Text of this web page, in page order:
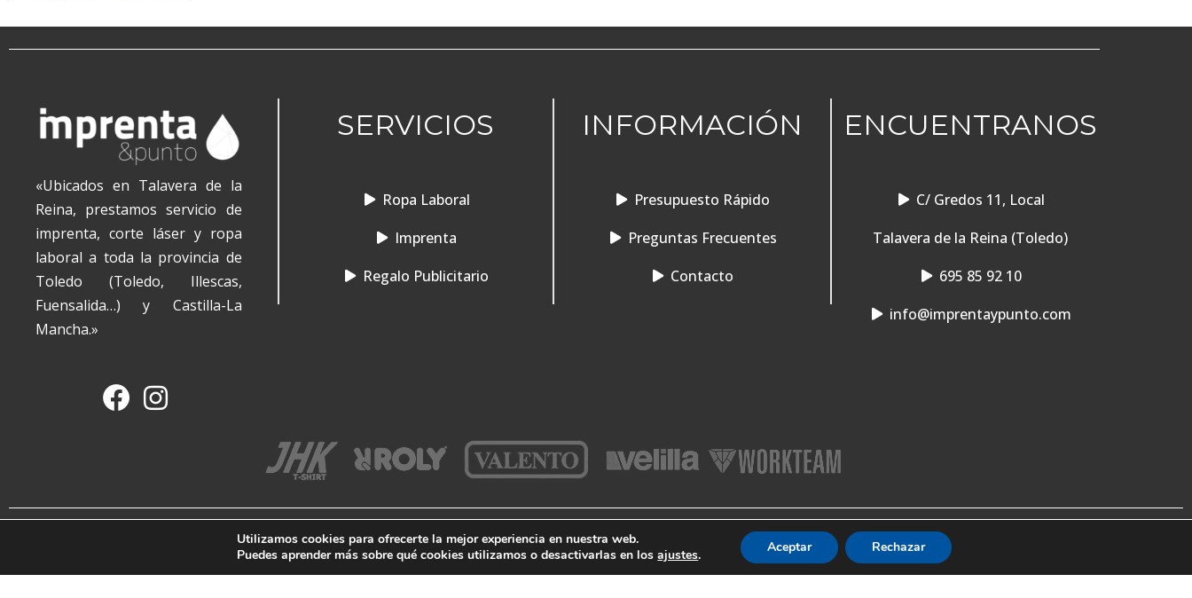
«Ubicados en Talavera de la
Reina, prestamos servicio de
imprenta, corte láser y ropa
laboral a toda la provincia de
Toledo (Toledo, Illescas,
Fuensalida…) y Castilla-La
Mancha.»
SERVICIOS
Ropa Laboral
Imprenta
Regalo Publicitario
INFORMACIÓN
Presupuesto Rápido
Preguntas Frecuentes
Contacto
ENCUENTRANOS
C/ Gredos 11, Local
Talavera de la Reina (Toledo)
695 85 92 10
info@imprentaypunto.com
Imprentaypunto
Aviso Legal–Condiciones de Venta– Protección de datos
Utilizamos cookies para ofrecerte la mejor experiencia en nuestra web.
Puedes aprender más sobre qué cookies utilizamos o desactivarlas en losajustes. Aceptar Rechazar